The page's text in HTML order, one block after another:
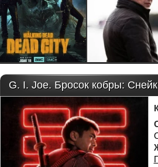
G. I. Joe. Бросок кобры: